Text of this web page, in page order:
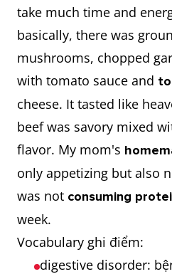
take much time and
basically, there was
mushrooms, chopped
with tomato sauce and
cheese. It tasted like
beef was savory mixed
flavor. My mom's
only appetizing but also
was not consuming
week.
Vocabulary ghi điểm:
digestive disorder: